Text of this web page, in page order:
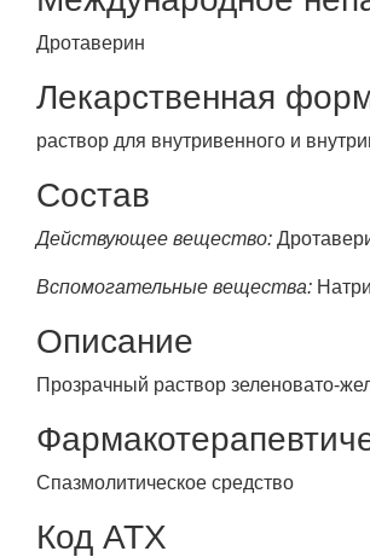
Дротаверин
Лекарственная
раствор для внутривенного и
Состав
Действующее вещество:
Вспомогательные вещества:
Описание
Прозрачный раствор зеленовато-
Спазмолитическое средство
Код АТХ